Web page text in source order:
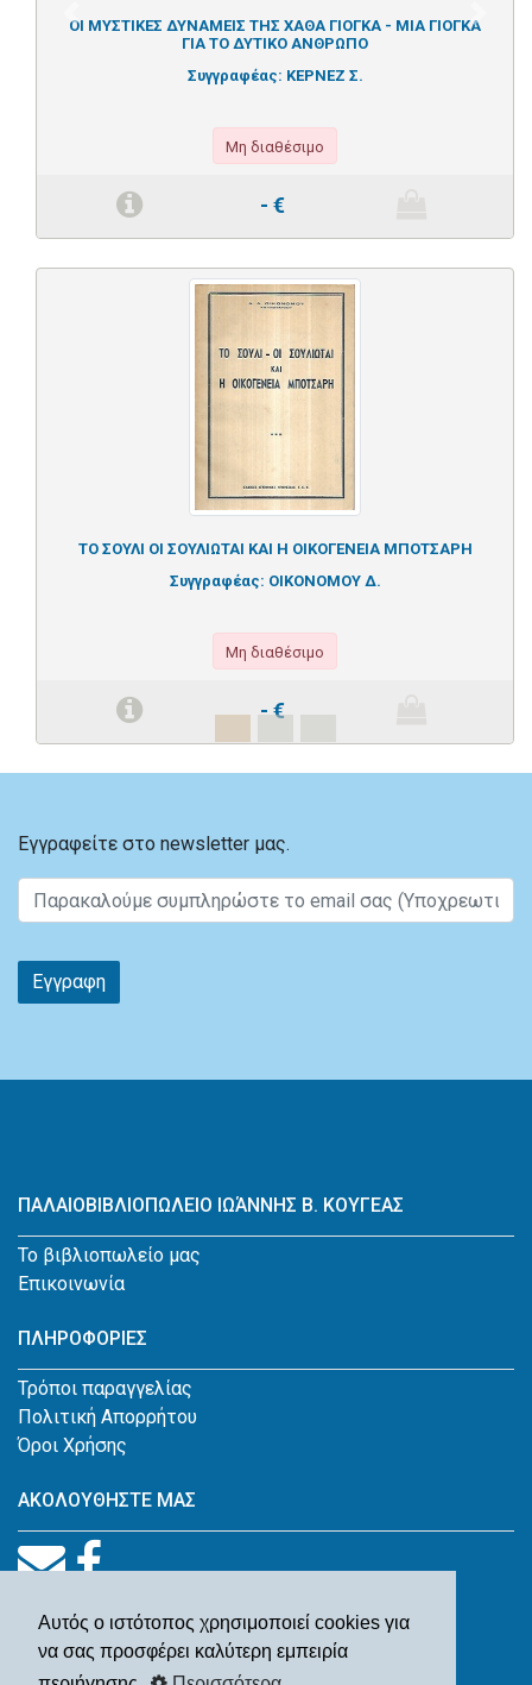
Αυτός ο ιστότοπος χρησιμοποιεί cookies για
να σας προσφέρει καλύτερη εμπειρία
ΟΙ ΜΥΣΤΙΚΕΣ ΔΥΝΑΜΕΙΣ ΤΗΣ ΧΑΘΑ ΓΙΟΓΚΑ - ΜΙΑ ΓΙΟΓΚΑ
ΓΙΑ ΤΟ ΔΥΤΙΚΟ ΑΝΘΡΩΠΟ
Συγγραφέας: ΚΕΡΝΕΖ Σ.
Μη διαθέσιμο
- €
ΤΟ ΣΟΥΛΙ ΟΙ ΣΟΥΛΙΩΤΑΙ ΚΑΙ Η ΟΙΚΟΓΕΝΕΙΑ ΜΠΟΤΣΑΡΗ
Συγγραφέας: ΟΙΚΟΝΟΜΟΥ Δ.
Μη διαθέσιμο
- €
Previous Next
Εγγραφείτε στο newsletter μας.
Εγγραφη
ΠΑΛΑΙΟΒΙΒΛΙΟΠΩΛΕΙΟ ΙΩΆΝΝΗΣ Β. ΚΟΥΓΕΑΣ
Το βιβλιοπωλείο μας
Επικοινωνία
ΠΛΗΡΟΦΟΡΙΕΣ
Τρόποι παραγγελίας
Πολιτική Απορρήτου
Όροι Χρήσης
ΑΚΟΛΟΥΘΗΣΤΕ ΜΑΣ